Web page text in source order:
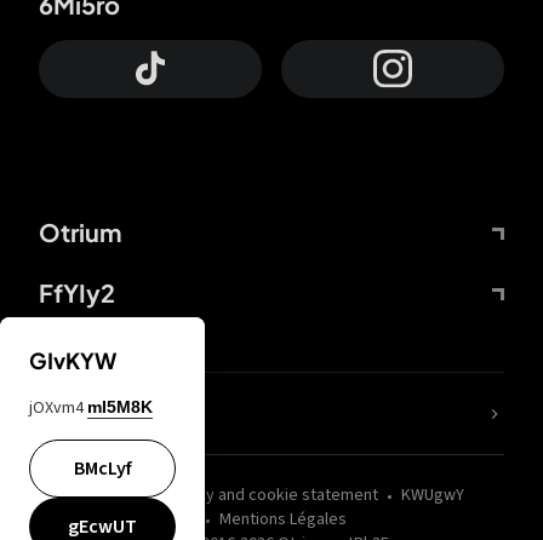
Otrium
FfYIy2
wZQPfd Privacy and cookie statement
KWUgwY
Mentions Légales
nLC6tu
GIvKYW
jOXvm4 mI5M8K
BMcLyf
gEcwUT